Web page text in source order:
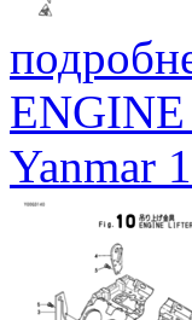
Yanmar